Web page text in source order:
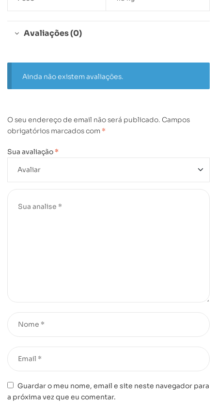
Avaliações (0)
Ainda não existem avaliações.
O seu endereço de email não será publicado. Campos
obrigatórios marcados com *
Sua avaliação *
Guardar o meu nome, email e site neste navegador para
a próxima vez que eu comentar.